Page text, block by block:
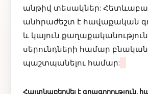
անթիվ տեսակներ:
անհրաժեշտ է հավաքական
և կայուն
սերունդների համար
պաշտպանելու համար:
Հայտնաբերվել է գրագողություն.